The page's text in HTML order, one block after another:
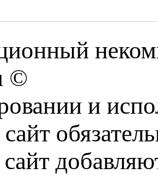
©
и